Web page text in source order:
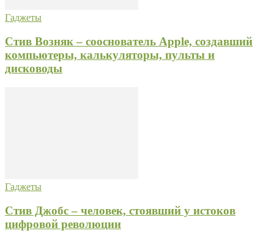
Гаджеты
Стив Возняк – сооснователь Apple, создавший
компьютеры, калькуляторы, пульты и
дисководы
Гаджеты
Стив Джобс – человек, стоявший у истоков
цифровой революции